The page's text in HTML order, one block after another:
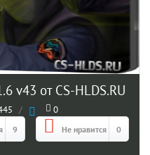
v43 от CS-HLDS.RU
/ 0
9 Не нравится 0